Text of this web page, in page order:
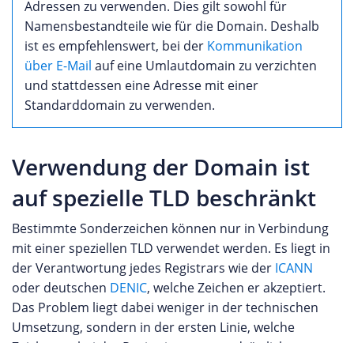
Adressen zu verwenden. Dies gilt sowohl für
Namensbestandteile wie für die Domain. Deshalb
ist es empfehlenswert, bei der Kommunikation
über E-Mail auf eine Umlautdomain zu verzichten
und stattdessen eine Adresse mit einer
Standarddomain zu verwenden.
Verwendung der Domain ist
auf spezielle TLD beschränkt
Bestimmte Sonderzeichen können nur in Verbindung
mit einer speziellen TLD verwendet werden. Es liegt in
der Verantwortung jedes Registrars wie der ICANN
oder deutschen DENIC, welche Zeichen er akzeptiert.
Das Problem liegt dabei weniger in der technischen
Umsetzung, sondern in der ersten Linie, welche